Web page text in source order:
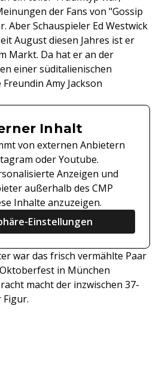
der Fans von "Gossip
Aber Schauspieler Ed Westwick
August diesen Jahres ist er
Markt. Da hat er an der
einer süditalienischen
Amy Jackson
Inhalt
von externen Anbietern
oder Youtube.
Anzeigen und
außerhalb des CMP
Inhalte anzuzeigen.
Einstellungen
war das frisch vermählte Paar
in München
macht der inzwischen 37-
Figur.